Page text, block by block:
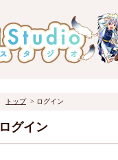
トップ ログイン
ログイン